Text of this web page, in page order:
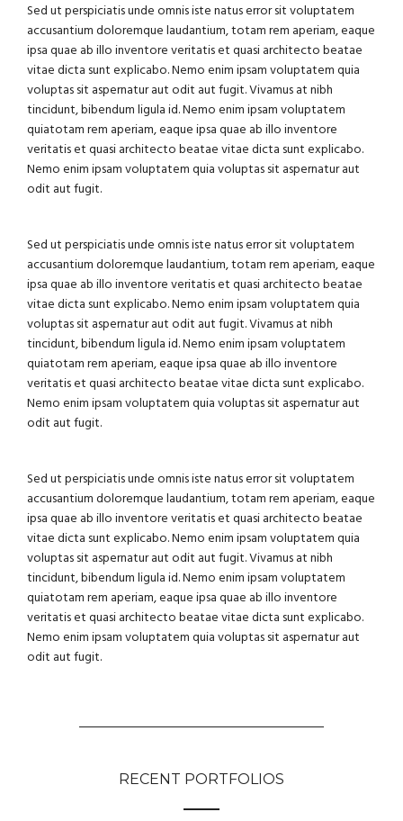
Sed ut perspiciatis unde omnis iste natus error sit voluptatem
accusantium doloremque laudantium, totam rem aperiam, eaque
ipsa quae ab illo inventore veritatis et quasi architecto beatae
vitae dicta sunt explicabo. Nemo enim ipsam voluptatem quia
voluptas sit aspernatur aut odit aut fugit. Vivamus at nibh
tincidunt, bibendum ligula id. Nemo enim ipsam voluptatem
quiatotam rem aperiam, eaque ipsa quae ab illo inventore
veritatis et quasi architecto beatae vitae dicta sunt explicabo.
Nemo enim ipsam voluptatem quia voluptas sit aspernatur aut
odit aut fugit.
Sed ut perspiciatis unde omnis iste natus error sit voluptatem
accusantium doloremque laudantium, totam rem aperiam, eaque
ipsa quae ab illo inventore veritatis et quasi architecto beatae
vitae dicta sunt explicabo. Nemo enim ipsam voluptatem quia
voluptas sit aspernatur aut odit aut fugit. Vivamus at nibh
tincidunt, bibendum ligula id. Nemo enim ipsam voluptatem
quiatotam rem aperiam, eaque ipsa quae ab illo inventore
veritatis et quasi architecto beatae vitae dicta sunt explicabo.
Nemo enim ipsam voluptatem quia voluptas sit aspernatur aut
odit aut fugit.
Sed ut perspiciatis unde omnis iste natus error sit voluptatem
accusantium doloremque laudantium, totam rem aperiam, eaque
ipsa quae ab illo inventore veritatis et quasi architecto beatae
vitae dicta sunt explicabo. Nemo enim ipsam voluptatem quia
voluptas sit aspernatur aut odit aut fugit. Vivamus at nibh
tincidunt, bibendum ligula id. Nemo enim ipsam voluptatem
quiatotam rem aperiam, eaque ipsa quae ab illo inventore
veritatis et quasi architecto beatae vitae dicta sunt explicabo.
Nemo enim ipsam voluptatem quia voluptas sit aspernatur aut
odit aut fugit.
RECENT PORTFOLIOS